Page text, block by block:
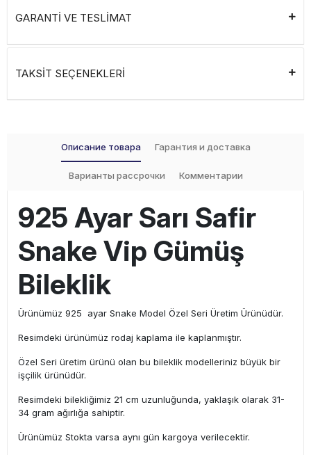
GARANTİ VE TESLİMAT
TAKSİT SEÇENEKLERİ
Описание товара Гарантия и доставка
Варианты рассрочки Комментарии
925 Ayar Sarı Safir
Snake Vip Gümüş
Bileklik
Ürünümüz 925 ayar Snake Model Özel Seri Üretim Ürünüdür.
Resimdeki ürünümüz rodaj kaplama ile kaplanmıştır.
Özel Seri üretim ürünü olan bu bileklik modelleriniz büyük bir
işçilik ürünüdür.
Resimdeki bilekliğimiz 21 cm uzunluğunda, yaklaşık olarak 31-
34 gram ağırlığa sahiptir.
Ürünümüz Stokta varsa aynı gün kargoya verilecektir.